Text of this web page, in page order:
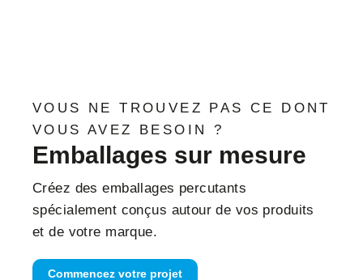
VOUS NE TROUVEZ PAS CE DONT
VOUS AVEZ BESOIN ?
Emballages sur mesure
Créez des emballages percutants
spécialement conçus autour de vos produits
et de votre marque.
Commencez votre projet